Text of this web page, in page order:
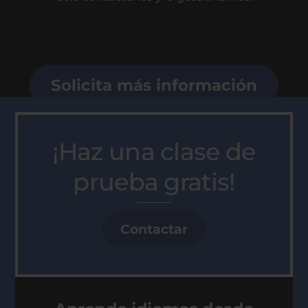
Solicita más información
¡Haz una clase de
prueba gratis!
Contactar